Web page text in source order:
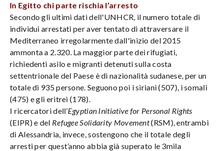
In Egitto chi parte rischia l’arresto
Secondo gli ultimi dati dell'UNHCR, il numero totale di
individui arrestati per aver tentato di attraversare il
Mediterraneo irregolarmente dall'inizio del 2015
ammonta a 2.320. La maggior parte dei rifugiati,
richiedenti asilo e migranti detenuti sulla costa
settentrionale del Paese è di nazionalità sudanese, per un
totale di 935 persone. Seguono poi i siriani (507), i somali
(475) e gli eritrei (178).
I ricercatori dell’Egyptian Initiative for Personal Rights
(EIPR) e del Refugee Solidarity Movement(RSM), entrambi
di Alessandria, invece, sostengono che il totale degli
arresti per quest’anno abbia già superato le 3mila